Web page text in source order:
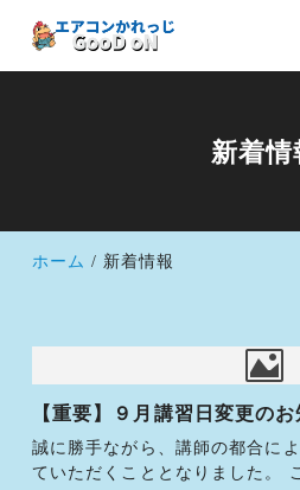
新着情
ホーム 新着情報
【重要】９月講習日変更の
誠に勝手ながら、講師の都合に
ていただくこととなりました。